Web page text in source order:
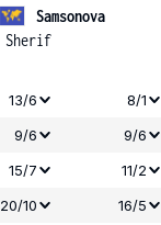
Samsonova
Sherif
13/6 8/1
9/6 9/6
15/7 11/2
20/10 16/5